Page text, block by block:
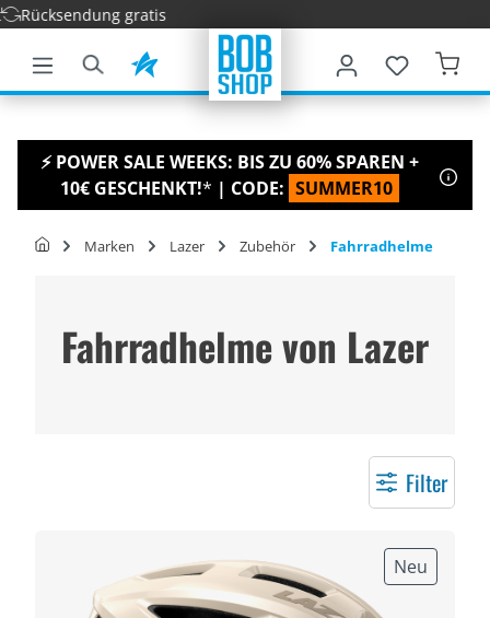
springen
gratis
⚡ POWER SALE WEEKS: BIS ZU 60% SPAREN +
10€ GESCHENKT!* | CODE: SUMMER10
Marken Lazer Zubehör Fahrradhelme
Fahrradhelme von Lazer
Filter
Neu